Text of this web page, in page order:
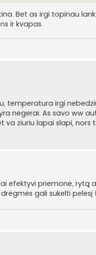
Bet as irgi topinau
ir kvapas.
temperatura irgi
negerai. As savo ww
ziuriu lapai slapi, nors
efektyvi priemonė, rytą
gali sukelti pelėsį